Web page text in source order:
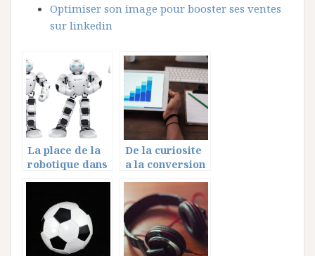
Optimiser son image pour booster ses ventes
sur linkedin
La place de la
robotique dans
l’emploi des
hommes
De la curiosite
a la conversion
tunnel de vente
irresistible